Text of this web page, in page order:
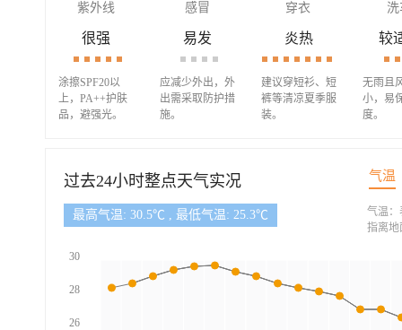
紫外线 感冒 穿衣 洗
很强
涂擦SPF20以
上，PA++护肤
品，避强光。
易发
应减少外出，外
出需采取防护措
施。
炎热
建议穿短衫、短
裤等清凉夏季服
装。
较
无雨且
小，易
度。
过去24小时整点天气实况 气温
最高气温: 30.5℃ , 最低气温: 25.3℃
30
28
26
气温：
指离地